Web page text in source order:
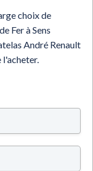
choix de
Fer à Sens
André Renault
l'acheter.